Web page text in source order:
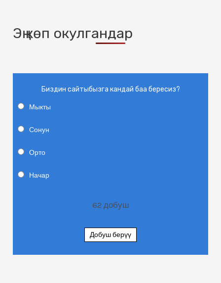
Эң көп окулгандар
Биздин сайтыбызга кандай баа бересиз?
Мыкты
Сонун
Орто
Начар
62 добуш
Добуш берүү